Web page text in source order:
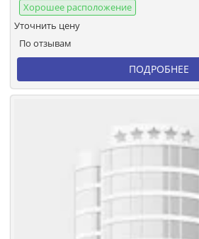
Хорошее расположение
По отзывам
Уточнить цену
ПОДРОБНЕЕ